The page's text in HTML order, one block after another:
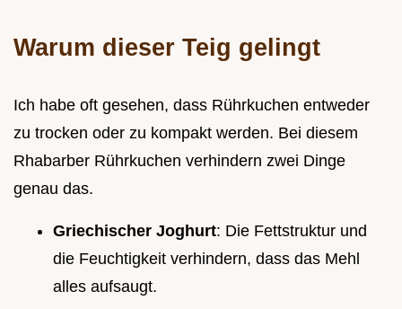
Warum dieser Teig gelingt
Ich habe oft gesehen, dass Rührkuchen entweder
zu trocken oder zu kompakt werden. Bei diesem
Rhabarber Rührkuchen verhindern zwei Dinge
genau das.
Griechischer Joghurt: Die Fettstruktur und
die Feuchtigkeit verhindern, dass das Mehl
alles aufsaugt.